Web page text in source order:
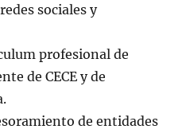
sociales y
profesional de
de CECE y de
de entidades